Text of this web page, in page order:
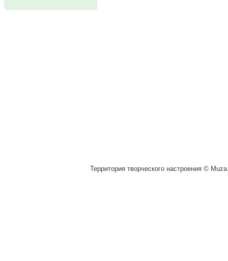
Территория творческого настроения ©